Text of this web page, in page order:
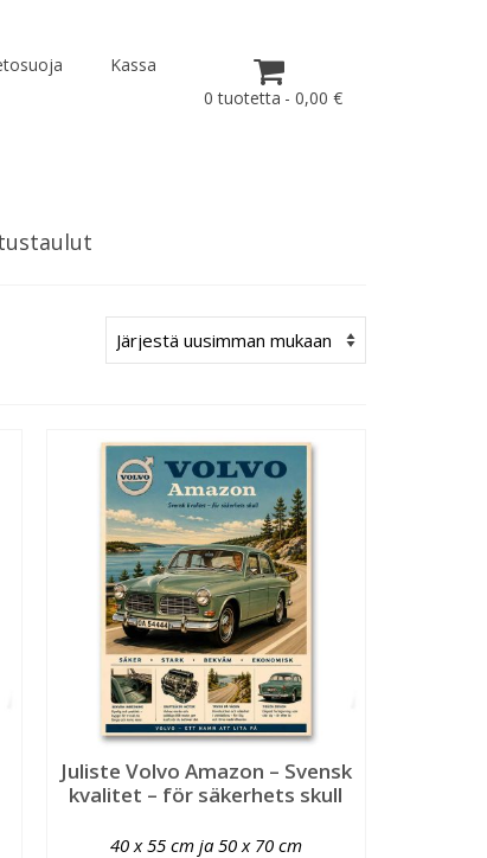
Kassa
0 tuotetta
0,00 €
Juliste Volvo Amazon – Svensk
kvalitet – för säkerhets skull
40 x 55 cm ja 50 x 70 cm